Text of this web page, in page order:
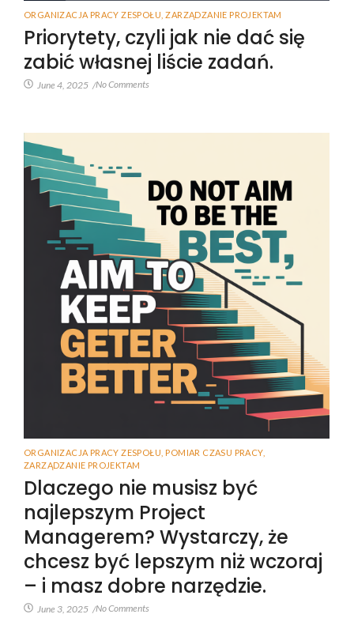
ORGANIZACJA PRACY ZESPOŁU ZARZĄDZANIE PROJEKTAM
Priorytety, czyli jak nie dać się
zabić własnej liście zadań.
June 4, 2025 /No Comments
ORGANIZACJA PRACY ZESPOŁU POMIAR CZASU PRACY,
ZARZĄDZANIE PROJEKTAM
Dlaczego nie musisz być
najlepszym Project
Managerem? Wystarczy, że
chcesz być lepszym niż wczoraj
– i masz dobre narzędzie.
June 3, 2025 /No Comments